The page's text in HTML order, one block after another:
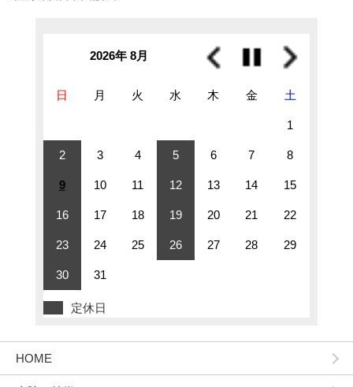
2026年 8月
日 月 火 水 木 金 土
1
2 3 4 5 6 7 8
9 10 11 12 13 14 15
16 17 18 19 20 21 22
23 24 25 26 27 28 29
30 31
定休日
HOME